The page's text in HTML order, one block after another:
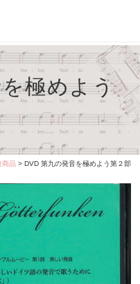
極めよう
商品> DVD 第九の発音を極めよう第２部